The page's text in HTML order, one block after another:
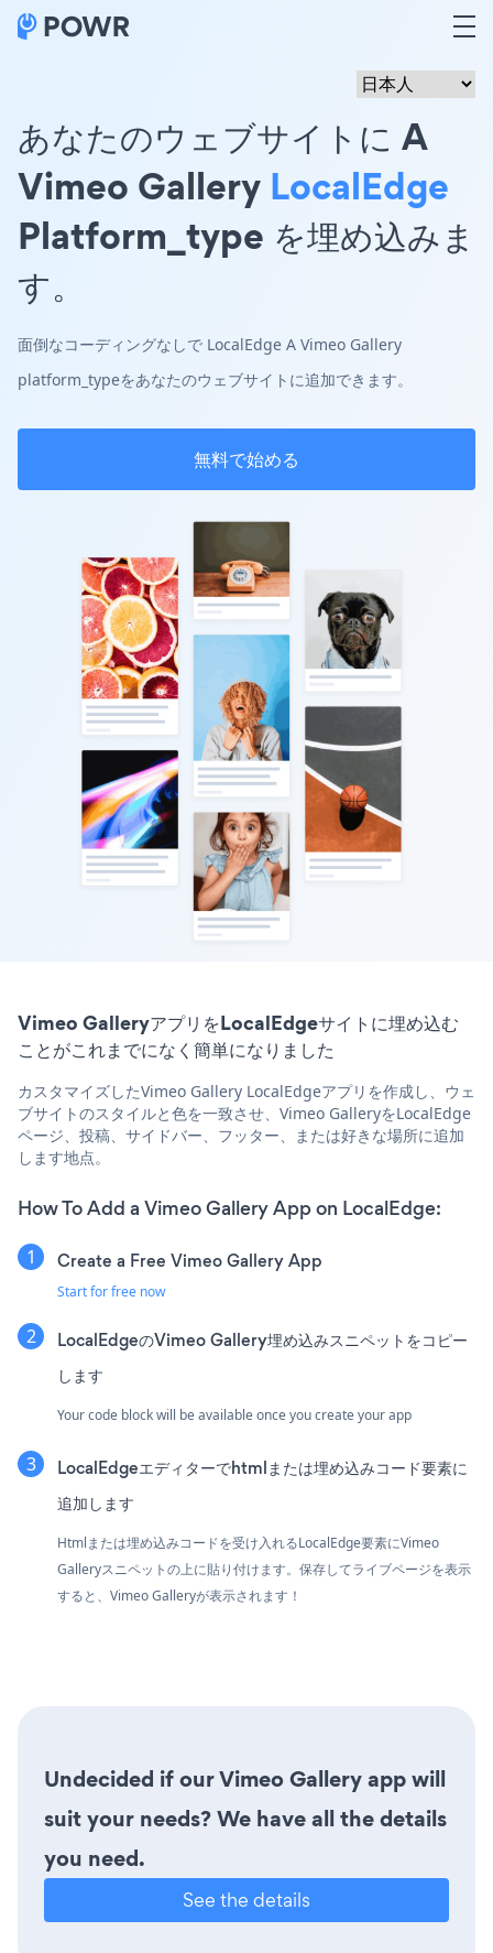
あなたのウェブサイトに A
Vimeo Gallery LocalEdge
Platform_type を埋め込みま
す。
面倒なコーディングなしで LocalEdge A Vimeo Gallery
platform_typeをあなたのウェブサイトに追加できます。
無料で始める
Vimeo GalleryアプリをLocalEdgeサイトに埋め込む
ことがこれまでになく簡単になりました
カスタマイズしたVimeo Gallery LocalEdgeアプリを作成し、ウェ
ブサイトのスタイルと色を一致させ、Vimeo GalleryをLocalEdge
ページ、投稿、サイドバー、フッター、または好きな場所に追加
します地点。
How To Add a Vimeo Gallery App on LocalEdge:
Create a Free Vimeo Gallery App
Start for free now
LocalEdgeのVimeo Gallery埋め込みスニペットをコピー
します
Your code block will be available once you create your app
LocalEdgeエディターでhtmlまたは埋め込みコード要素に
追加します
Htmlまたは埋め込みコードを受け入れるLocalEdge要素にVimeo
Galleryスニペットの上に貼り付けます。保存してライブページを表示
すると、Vimeo Galleryが表示されます！
Undecided if our Vimeo Gallery app will
suit your needs? We have all the details
you need.
See the details